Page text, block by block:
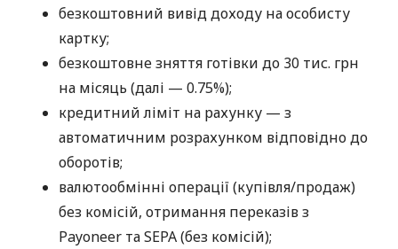
безкоштовний вивід доходу на особисту
картку;
безкоштовне зняття готівки до 30 тис. грн
на місяць (далі — 0.75%);
кредитний ліміт на рахунку — з
автоматичним розрахунком відповідно до
оборотів;
валютообмінні операції (купівля/продаж)
без комісій, отримання переказів з
Payoneer та SEPA (без комісій);